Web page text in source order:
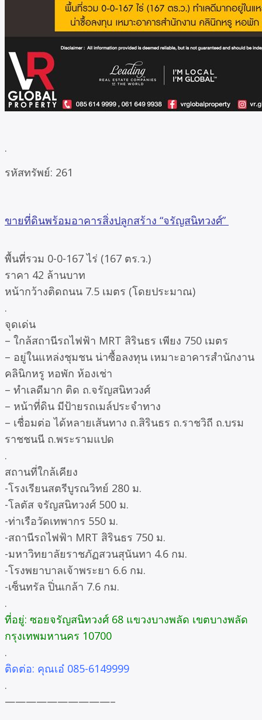
.
รหัสทรัพย์: 261
ขายที่ดินพร้อมอาคารสิ่งปลูกสร้าง “จรัญสนิทวงศ์”
พื้นที่รวม 0-0-167 ไร่ (167 ตร.ว.)
ราคา 42 ล้านบาท
หน้ากว้างติดถนน 7.5 เมตร (โดยประมาณ)
.
จุดเด่น
– ใกล้สถานีรถไฟฟ้า MRT สิรินธร เพียง 750 เมตร
– อยู่ในแหล่งชุมชน น่าซื้อลงทุน เหมาะอาคารสำนักงาน
คลินิกหรู หอพัก ห้องเช่า
– ทำเลดีมาก ติด ถ.จรัญสนิทวงศ์
– หน้าที่ดิน มีป้ายรถเมล์ประจำทาง
– เชื่อมต่อ ได้หลายเส้นทาง ถ.สิรินธร ถ.ราชวิถี ถ.บรม
ราชชนนี ถ.พระรามแปด
.
สถานที่ใกล้เคียง
-โรงเรียนสตรีบูรณวิทย์ 280 ม.
-โลตัส จรัญสนิทวงศ์ 500 ม.
-ท่าเรือวัดเทพากร 550 ม.
-สถานีรถไฟฟ้า MRT สิรินธร 750 ม.
-มหาวิทยาลัยราชภัฏสวนสุนันทา 4.6 กม.
-โรงพยาบาลเจ้าพระยา 6.6 กม.
-เซ็นทรัล ปิ่นเกล้า 7.6 กม.
.
ที่อยู่: ซอยจรัญสนิทวงศ์ 68 แขวงบางพลัด เขตบางพลัด
กรุงเทพมหานคร 10700
.
ติดต่อ: คุณเอ๋ 085-6149999
.
——————————–